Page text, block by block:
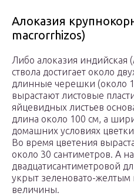
Алоказия
macrorrhizos)
Либо алоказия индийская
ствола достигает около
длинные черешки (около
вырастают листовые
яйцевидных листьев
длина около 100 см, а
домашних условиях
Во время цветения
около 30 сантиметров. А
двадцатисантиметровой
укрыт зеленовато-
величины.